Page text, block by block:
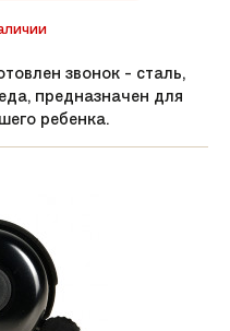
Disk
звонок - сталь,
предназначен для
ребенка.